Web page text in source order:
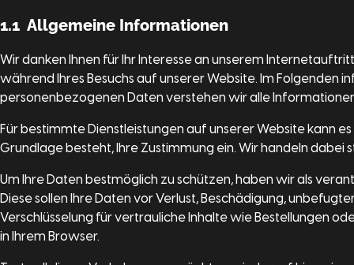
1.1 Allgemeine Informationen
Wir danken Ihnen für Ihr Interesse an unserem
während Ihres Besuchs auf unserer Website. Im Folgenden
personenbezogenen Daten verstehen wir alle
Für bestimmte Dienstleistungen auf unserer Website kann
Grundlage besteht, Ihre Zustimmung ein. Wir handeln
Um Ihre Daten bestmöglich zu schützen, haben wir als
Diese sollen Ihre Daten vor Verlust, Beschädigung,
Verschlüsselung für vertrauliche Inhalte wie Bestellungen
in Ihrem Browser.